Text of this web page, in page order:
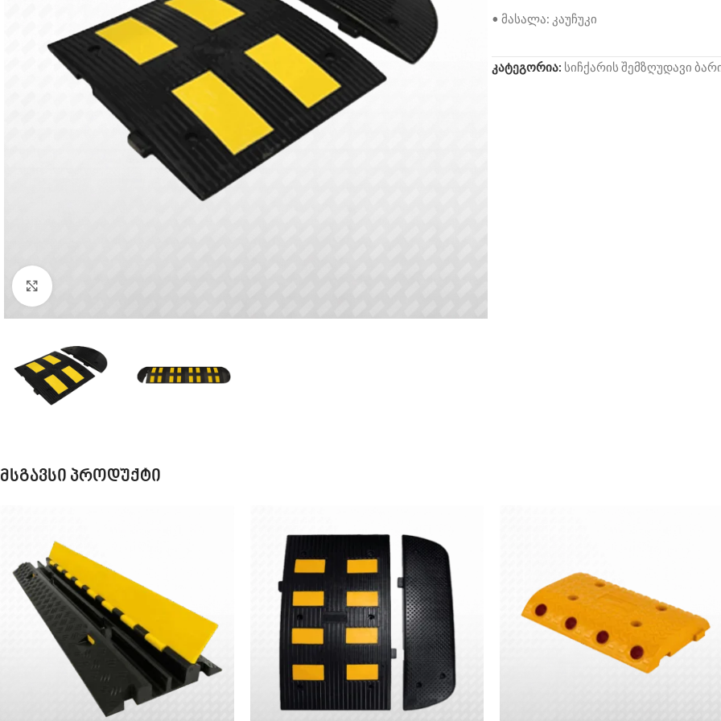
• მასალა: კაუჩუკი
კატეგორია: სიჩქარის შემზღუდავი
მსგავსი პროდუქტი